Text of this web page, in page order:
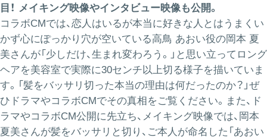
目！ メイキング映像やインタビュー映像も公開。
コラボCMでは、恋人はいるが本当に好きな人とはうまくい
かず心にぽっかり穴が空いている高鳥 あおい役の岡本 夏
美さんが「少しだけ、生まれ変わろう。」と思い立ってロング
ヘアを美容室で実際に30センチ以上切る様子を描いていま
す。「髪をバッサリ切った本当の理由は何だったのか？」ぜ
ひドラマやコラボCMでその真相をご覧ください。また、ド
ラマやコラボCM公開に先立ち、メイキング映像では、岡本
夏美さんが髪をバッサリと切り、ご本人が命名した「あおい